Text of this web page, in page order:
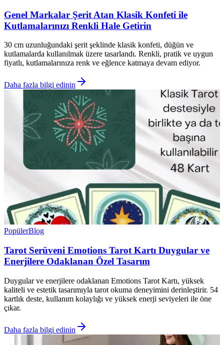
Genel Markalar Şerit Atan Klasik Konfeti ile
Kutlamalarınızı Renkli Hale Getirin
30 cm uzunluğundaki şerit şeklinde klasik konfeti, düğün ve
kutlamalarda kullanılmak üzere tasarlandı. Renkli, pratik ve uygun
fiyatlı, kutlamalarınıza renk ve eğlence katmaya devam ediyor.
Daha fazla bilgi edinin
PopülerBlog
Tarot Serüveni Emotions Tarot Kartı Duygular ve
Enerjilere Odaklanan Özel Tasarım
Duygular ve enerjilere odaklanan Emotions Tarot Kartı, yüksek
kaliteli ve estetik tasarımıyla tarot okuma deneyimini derinleştirir. 54
kartlık deste, kullanım kolaylığı ve yüksek enerji seviyeleri ile öne
çıkar.
Daha fazla bilgi edinin